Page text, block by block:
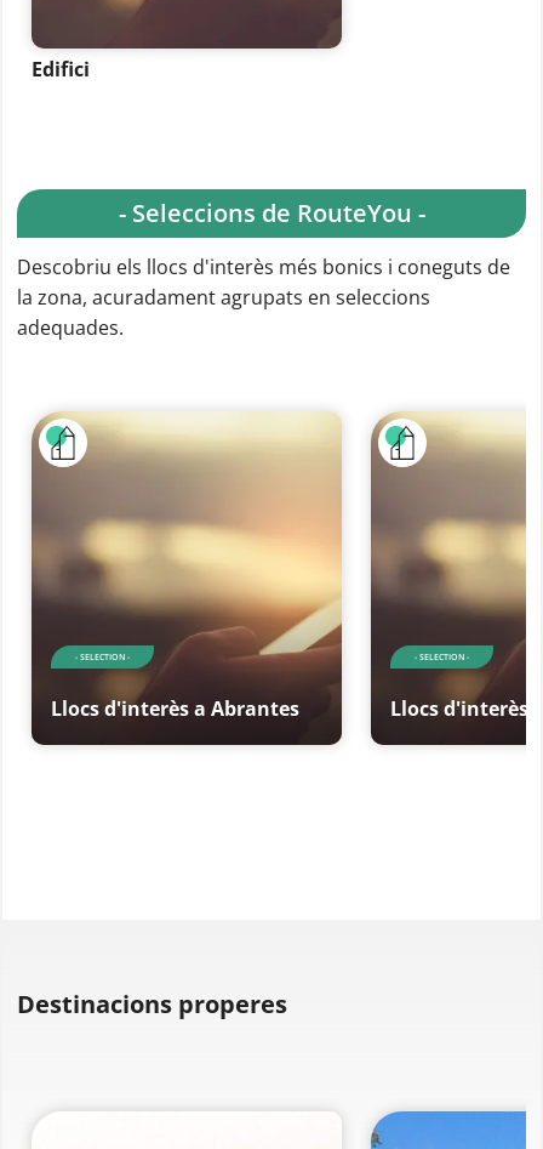
Edifici
- Seleccions de RouteYou -
Descobriu els llocs d'interès més bonics i coneguts de
la zona, acuradament agrupats en seleccions
adequades.
- SELECTION -
Llocs d'interès a Abrantes
- SELECTION -
Llocs d'interès
Destinacions properes